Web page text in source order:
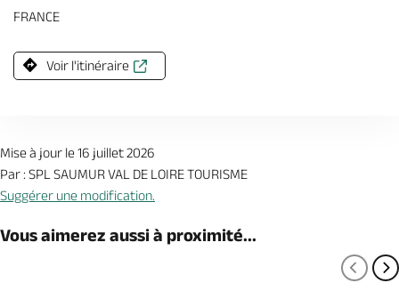
FRANCE
Voir l'itinéraire
Mise à jour le 16 juillet 2026
Par : SPL SAUMUR VAL DE LOIRE TOURISME
Suggérer une modification.
Vous aimerez aussi à proximité...